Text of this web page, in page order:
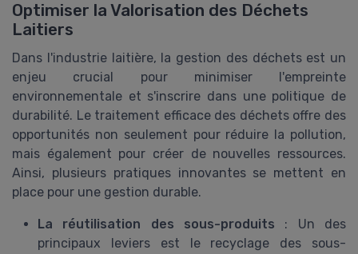
Optimiser la Valorisation des Déchets
Laitiers
Dans l'industrie laitière, la gestion des déchets est un
enjeu crucial pour minimiser l'empreinte
environnementale et s'inscrire dans une politique de
durabilité. Le traitement efficace des déchets offre des
opportunités non seulement pour réduire la pollution,
mais également pour créer de nouvelles ressources.
Ainsi, plusieurs pratiques innovantes se mettent en
place pour une gestion durable.
La réutilisation des sous-produits : Un des
principaux leviers est le recyclage des sous-